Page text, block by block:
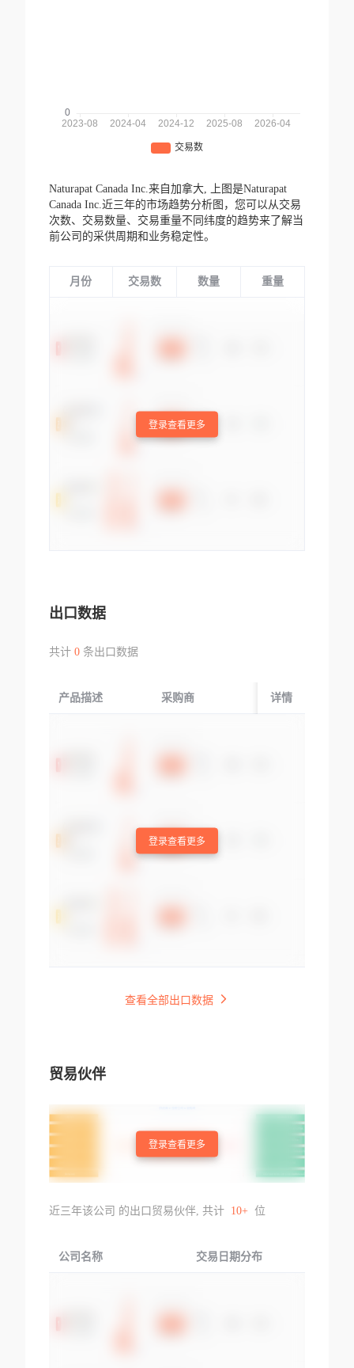
Naturapat Canada Inc.来自加拿大,
上图是Naturapat
Canada Inc.近三年的市场趋势分析图，您可以从交易
次数、交易数量、交易重量不同纬度的趋势来了解当
前公司的采供周期和业务稳定性。
月份 交易数 数量 重量
登录查看更多
出口数据
共计 0条出口数据
产品描述 采购商 起运国/地区
详情
登录查看更多
查看全部出口数据
贸易伙伴
登录查看更多
近三年该公司 的出口贸易伙伴, 共计 10+ 位
公司名称 交易日期分布